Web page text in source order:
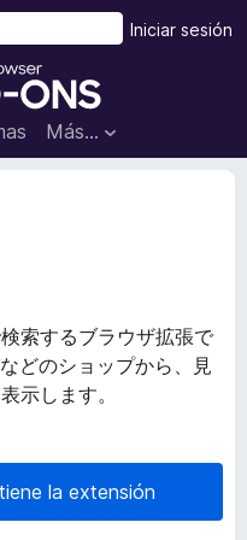
Más...
Iniciar sesión
索するブラウザ拡張で
どのショップから、見
示します。
la extensión